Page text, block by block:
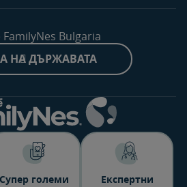
FamilyNes Bulgaria
НА ДЪРЖАВАТА
Супер големи
Експертни